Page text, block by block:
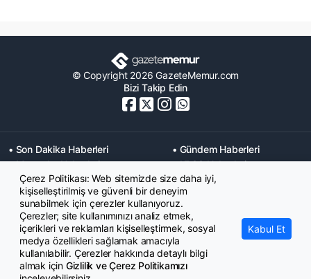
© Copyright 2026 GazeteMemur.com
Bizi Takip Edin
• Son Dakika Haberleri
• Gündem Haberleri
• Memurlar Haberleri
• KPSS Haberleri
• Ekonomi Haberleri
• Eğitim Haberleri
• Yaşam Haberleri
• Maaş Verileri Haberleri
• Mahkeme Kararları
Haberleri
Çerez Politikası: Web sitemizde size daha iyi,
kişiselleştirilmiş ve güvenli bir deneyim
sunabilmek için çerezler kullanıyoruz.
Çerezler; site kullanımınızı analiz etmek,
içerikleri ve reklamları kişiselleştirmek, sosyal
medya özellikleri sağlamak amacıyla
kullanılabilir. Çerezler hakkında detaylı bilgi
almak için Gizlilik ve Çerez Politikamızı
Kabul Et